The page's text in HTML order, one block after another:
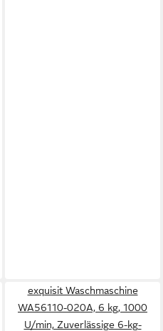
exquisit Waschmaschine
WA56110-020A, 6 kg, 1000
U/min, Zuverlässige 6-kg-